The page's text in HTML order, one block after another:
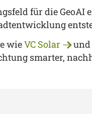
für die GeoAI
wieVC Solar und
smarter,